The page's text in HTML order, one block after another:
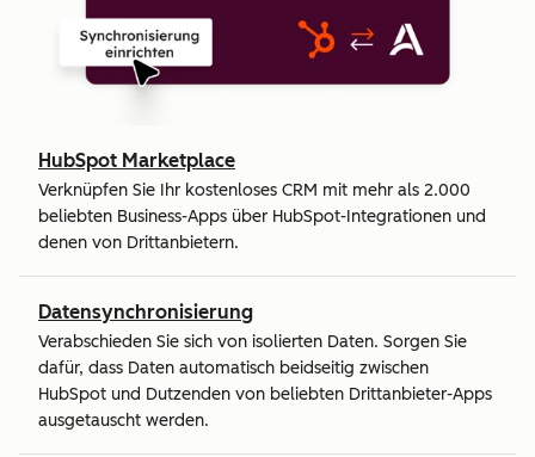
HubSpot Marketplace
Verknüpfen Sie Ihr kostenloses CRM mit mehr als 2.000
beliebten Business-Apps über HubSpot-Integrationen und
denen von Drittanbietern.
Datensynchronisierung
Verabschieden Sie sich von isolierten Daten. Sorgen Sie
dafür, dass Daten automatisch beidseitig zwischen
HubSpot und Dutzenden von beliebten Drittanbieter-Apps
ausgetauscht werden.